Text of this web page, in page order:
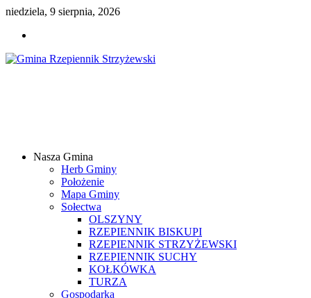
niedziela, 9 sierpnia, 2026
Samorządowy
Internetowy
Nasza Gmina
Herb Gminy
Położenie
Mapa Gminy
Sołectwa
OLSZYNY
RZEPIENNIK BISKUPI
RZEPIENNIK STRZYŻEWSKI
RZEPIENNIK SUCHY
KOŁKÓWKA
TURZA
Gospodarka